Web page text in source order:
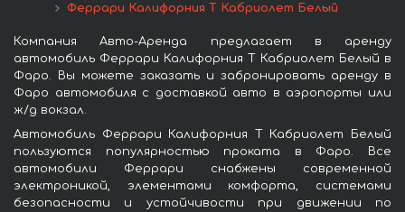
Феррари Калифорния Т Кабриолет Белый
Компания Авто-Аренда предлагает в аренду
автомобиль Феррари Калифорния Т Кабриолет Белый в
Фаро. Вы можете заказать и забронировать аренду в
Фаро автомобиля с доставкой авто в аэропорты или
ж/д вокзал.
Автомобиль Феррари Калифорния Т Кабриолет Белый
пользуются популярностью проката в Фаро. Все
автомобили Феррари снабжены современной
электроникой, элементами комфорта, системами
безопасности и устойчивости при движении по